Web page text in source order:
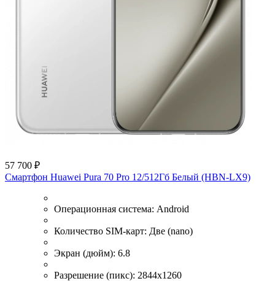
57 700 ₽
Смартфон Huawei Pura 70 Pro 12/512Гб Белый (HBN-LX9)
Операционная система: Android
Количество SIM-карт: Две (nano)
Экран (дюйм): 6.8
Разрешение (пикс): 2844x1260